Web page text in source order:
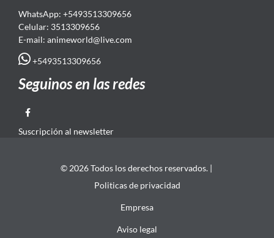
WhatsApp: +5493513309656
Celular: 3513309656
E-mail: animeworld@live.com
+5493513309656
Seguinos en las redes
Suscripción al newsletter
© 2026 Todos los derechos reservados. |
Politicas de privacidad
Empresa
Aviso legal